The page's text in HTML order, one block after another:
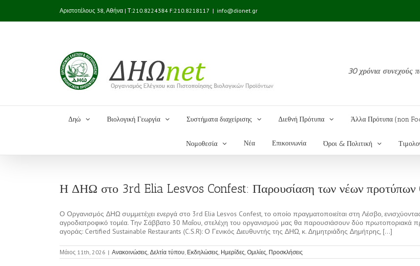
Αριστοτέλους 38, Αθήνα | Τ:210.8224384 F:210.8218117 | info@dionet.gr
30 χρόνια συνεχούς
Δηώ Βιολογική Γεωργία Συστήματα διαχείρισης Διεθνή Πρότυπα Άλλα Πρότυπα (non
Νομοθεσία Νέα Επικοινωνία Όροι & Πολιτική
Η ΔΗΩ στο 3rd Elia Lesvos Confest: Παρουσίαση των νέων προτύπων
Ο Οργανισμός ΔΗΩ συμμετέχει ενεργά στο 3rd Elia Lesvos Confest, το οποίο πραγματοποιείται στη Λέσβο,
αγροδιατροφικό τομέα. Την Σάββατο 30 Μαΐου, στελέχη του οργανισμού μας θα παρουσιάσουν δύο πρωτοποριακά
αγοράς: Certified Sustainable Restaurants (C.S.R): Ο Γενικός Διευθυντής της ΔΗΩ, κ. Δημητριάδης Δημήτρης, [...]
Μάιος 11th, 2026 | Ανακοινώσεις, Δελτία τύπου, Εκδηλώσεις, Ημερίδες, Ομιλίες, Προσκλήσεις